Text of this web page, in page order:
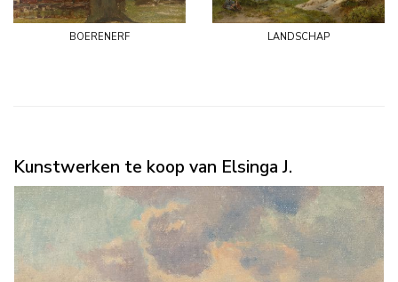
boerenerf landschap
Kunstwerken te koop van Elsinga J.